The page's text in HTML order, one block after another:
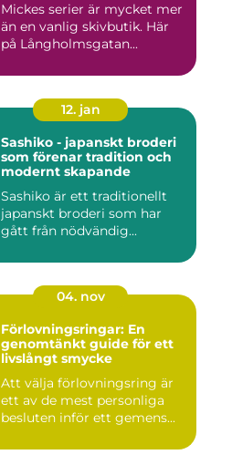
Mickes serier är mycket mer
än en vanlig skivbutik. Här
på Långholmsgatan...
12. jan
Sashiko - japanskt broderi
som förenar tradition och
modernt skapande
Sashiko är ett traditionellt
japanskt broderi som har
gått från nödvändig...
04. nov
Förlovningsringar: En
genomtänkt guide för ett
livslångt smycke
Att välja förlovningsring är
ett av de mest personliga
besluten inför ett gemens...